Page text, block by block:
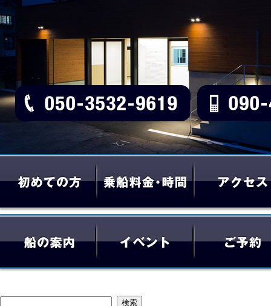
検